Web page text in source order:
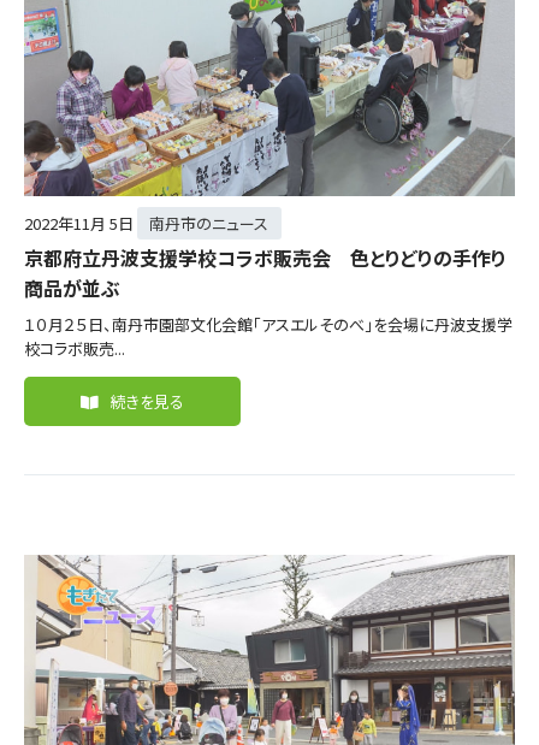
2022年11月 5日 南丹市のニュース
京都府立丹波支援学校コラボ販売会 色とりどりの手作り
商品が並ぶ
１０月２５日、南丹市園部文化会館「アスエルそのべ」を会場に丹波支援学
校コラボ販売...
続きを見る